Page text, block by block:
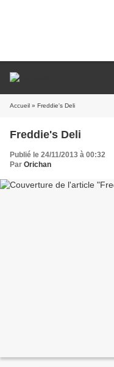
Accueil » Freddie's Deli
Freddie's Deli
Publié le 24/11/2013 à 00:32
Par Orichan